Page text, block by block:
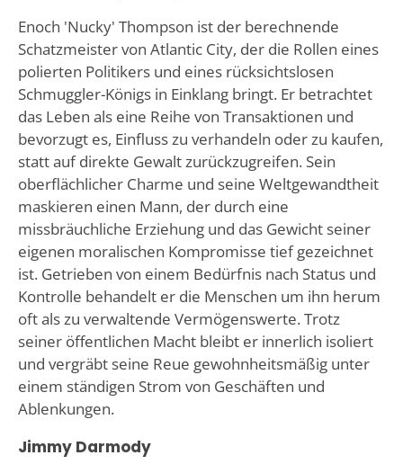
Enoch 'Nucky' Thompson ist der berechnende
Schatzmeister von Atlantic City, der die Rollen eines
polierten Politikers und eines rücksichtslosen
Schmuggler-Königs in Einklang bringt. Er betrachtet
das Leben als eine Reihe von Transaktionen und
bevorzugt es, Einfluss zu verhandeln oder zu kaufen,
statt auf direkte Gewalt zurückzugreifen. Sein
oberflächlicher Charme und seine Weltgewandtheit
maskieren einen Mann, der durch eine
missbräuchliche Erziehung und das Gewicht seiner
eigenen moralischen Kompromisse tief gezeichnet
ist. Getrieben von einem Bedürfnis nach Status und
Kontrolle behandelt er die Menschen um ihn herum
oft als zu verwaltende Vermögenswerte. Trotz
seiner öffentlichen Macht bleibt er innerlich isoliert
und vergräbt seine Reue gewohnheitsmäßig unter
einem ständigen Strom von Geschäften und
Ablenkungen.
Jimmy Darmody